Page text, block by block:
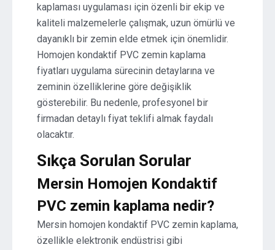
kaplaması uygulaması için özenli bir ekip ve
kaliteli malzemelerle çalışmak, uzun ömürlü ve
dayanıklı bir zemin elde etmek için önemlidir.
Homojen kondaktif PVC zemin kaplama
fiyatları uygulama sürecinin detaylarına ve
zeminin özelliklerine göre değişiklik
gösterebilir. Bu nedenle, profesyonel bir
firmadan detaylı fiyat teklifi almak faydalı
olacaktır.
Sıkça Sorulan Sorular
Mersin Homojen Kondaktif
PVC zemin kaplama nedir?
Mersin homojen kondaktif PVC zemin kaplama,
özellikle elektronik endüstrisi gibi